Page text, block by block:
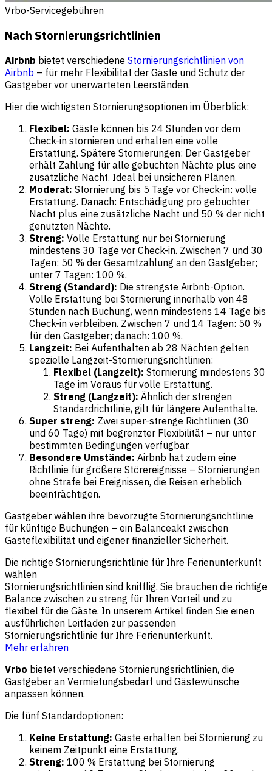
Vrbo-Servicegebühren
Nach Stornierungsrichtlinien
Airbnb bietet verschiedene Stornierungsrichtlinien von
Airbnb – für mehr Flexibilität der Gäste und Schutz der
Gastgeber vor unerwarteten Leerständen.
Hier die wichtigsten Stornierungsoptionen im Überblick:
Flexibel: Gäste können bis 24 Stunden vor dem
Check-in stornieren und erhalten eine volle
Erstattung. Spätere Stornierungen: Der Gastgeber
erhält Zahlung für alle gebuchten Nächte plus eine
zusätzliche Nacht. Ideal bei unsicheren Plänen.
Moderat: Stornierung bis 5 Tage vor Check-in: volle
Erstattung. Danach: Entschädigung pro gebuchter
Nacht plus eine zusätzliche Nacht und 50 % der nicht
genutzten Nächte.
Streng: Volle Erstattung nur bei Stornierung
mindestens 30 Tage vor Check-in. Zwischen 7 und 30
Tagen: 50 % der Gesamtzahlung an den Gastgeber;
unter 7 Tagen: 100 %.
Streng (Standard): Die strengste Airbnb-Option.
Volle Erstattung bei Stornierung innerhalb von 48
Stunden nach Buchung, wenn mindestens 14 Tage bis
Check-in verbleiben. Zwischen 7 und 14 Tagen: 50 %
für den Gastgeber; danach: 100 %.
Langzeit: Bei Aufenthalten ab 28 Nächten gelten
spezielle Langzeit-Stornierungsrichtlinien:
Flexibel (Langzeit): Stornierung mindestens 30
Tage im Voraus für volle Erstattung.
Streng (Langzeit): Ähnlich der strengen
Standardrichtlinie, gilt für längere Aufenthalte.
Super streng: Zwei super-strenge Richtlinien (30
und 60 Tage) mit begrenzter Flexibilität – nur unter
bestimmten Bedingungen verfügbar.
Besondere Umstände: Airbnb hat zudem eine
Richtlinie für größere Störereignisse – Stornierungen
ohne Strafe bei Ereignissen, die Reisen erheblich
beeinträchtigen.
Gastgeber wählen ihre bevorzugte Stornierungsrichtlinie
für künftige Buchungen – ein Balanceakt zwischen
Gästeflexibilität und eigener finanzieller Sicherheit.
Die richtige Stornierungsrichtlinie für Ihre Ferienunterkunft
wählen
Stornierungsrichtlinien sind knifflig. Sie brauchen die richtige
Balance zwischen zu streng für Ihren Vorteil und zu
flexibel für die Gäste. In unserem Artikel finden Sie einen
ausführlichen Leitfaden zur passenden
Stornierungsrichtlinie für Ihre Ferienunterkunft.
Mehr erfahren
Vrbo bietet verschiedene Stornierungsrichtlinien, die
Gastgeber an Vermietungsbedarf und Gästewünsche
anpassen können.
Die fünf Standardoptionen:
Keine Erstattung: Gäste erhalten bei Stornierung zu
keinem Zeitpunkt eine Erstattung.
Streng: 100 % Erstattung bei Stornierung